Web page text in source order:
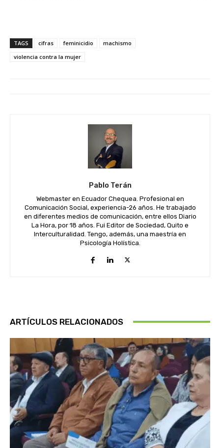
TAGS cifras feminicidio
machismo
violencia contra la mujer
Pablo Terán
Webmaster en Ecuador Chequea. Profesional en
Comunicación Social, experiencia-26 años. He trabajado
en diferentes medios de comunicación, entre ellos Diario
La Hora, por 18 años. Fui Editor de Sociedad, Quito e
Interculturalidad. Tengo, además, una maestría en
Psicología Holística.
ARTÍCULOS RELACIONADOS